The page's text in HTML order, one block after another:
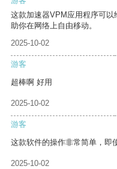
这款加速器VPM应用程序可
助你在网络上自由移动。
2025-10-02
游客
超棒啊 好用
2025-10-02
游客
这款软件的操作非常简单，即
2025-10-02